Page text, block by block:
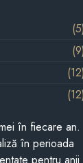
(5)
(9)
(12)
(12)
în fiecare an.
în perioada